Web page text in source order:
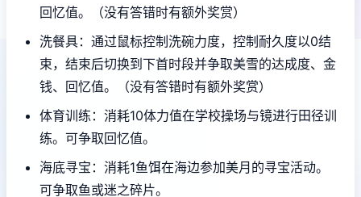
回忆值。（没有答错时有额外奖赏）
洗餐具：通过鼠标控制洗碗力度，控制耐久度以0结
束，结束后切换到下首时段并争取美雪的达成度、金
钱、回忆值。（没有答错时有额外奖赏）
体育训练：消耗10体力值在学校操场与镜进行田径训
练。可争取回忆值。
海底寻宝：消耗1鱼饵在海边参加美月的寻宝活动。
可争取鱼或迷之碎片。